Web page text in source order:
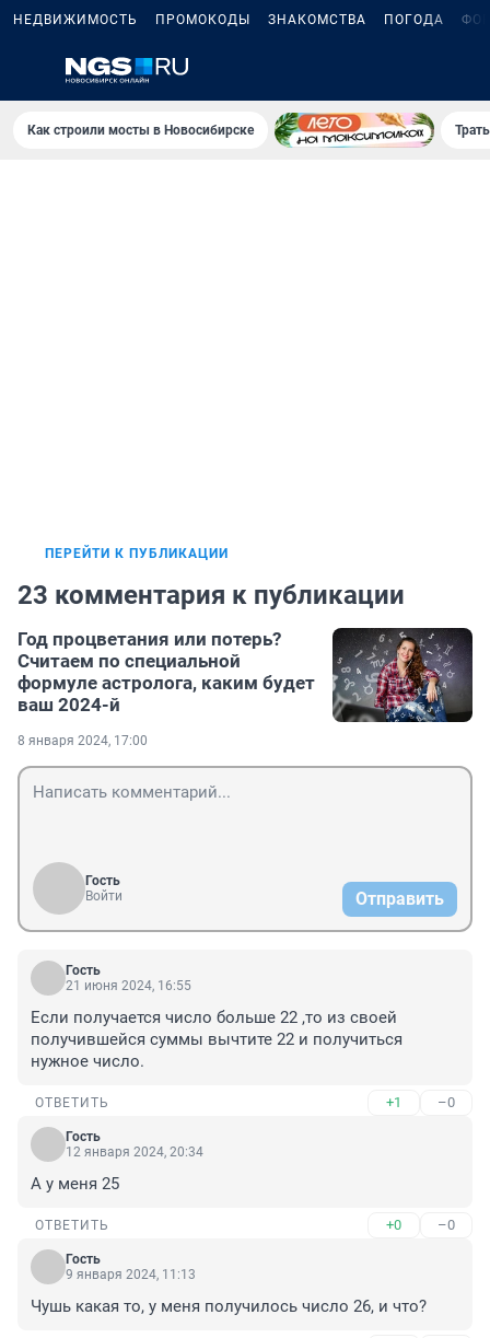
НЕДВИЖИМОСТЬ ПРОМОКОДЫ ЗНАКОМСТВА ПОГОДА
Как строили мосты в Новосибирске
ПЕРЕЙТИ К ПУБЛИКАЦИИ
23 комментария к публикации
Год процветания или потерь?
Считаем по специальной
формуле астролога, каким будет
ваш 2024-й
8 января 2024, 17:00
Гость
Войти
Отправить
Гость
21 июня 2024, 16:55
Если получается число больше 22 ,то из своей
получившейся суммы вычтите 22 и получиться
нужное число.
ОТВЕТИТЬ +1 –0
Гость
12 января 2024, 20:34
А у меня 25
ОТВЕТИТЬ +0 –0
Гость
9 января 2024, 11:13
Чушь какая то, у меня получилось число 26, и что?